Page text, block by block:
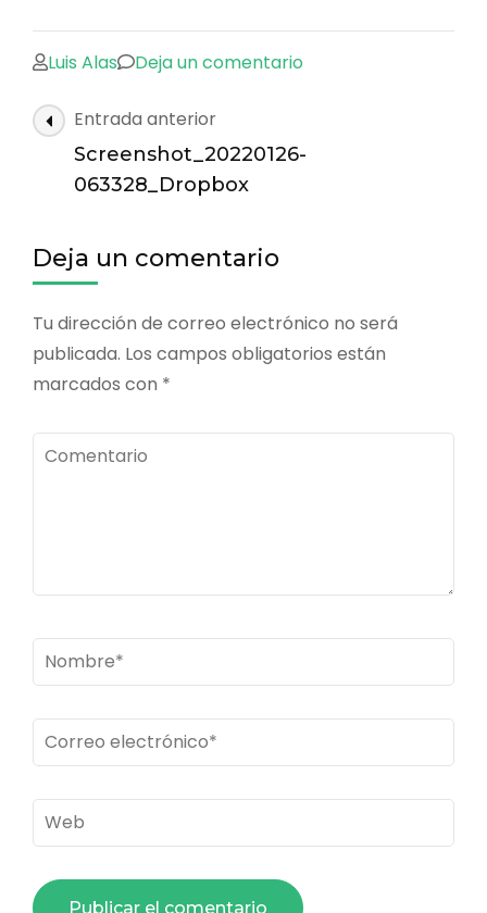
Luis Alas Deja un comentario
Navegación
de
Entrada anterior
Screenshot_20220126-
063328_Dropbox
Deja un comentario
Tu dirección de correo electrónico no será
publicada. Los campos obligatorios están
marcados con *
Comentario
Nombre*
Correo
electrónico*
Web